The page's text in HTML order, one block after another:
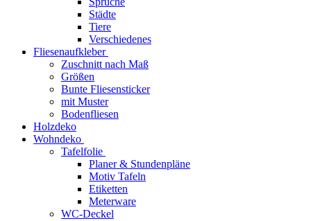
Städte
Tiere
Verschiedenes
Fliesenaufkleber
Zuschnitt nach Maß
Größen
Bunte Fliesensticker
mit Muster
Bodenfliesen
Holzdeko
Wohndeko
Tafelfolie
Planer & Stundenpläne
Motiv Tafeln
Etiketten
Meterware
WC-Deckel